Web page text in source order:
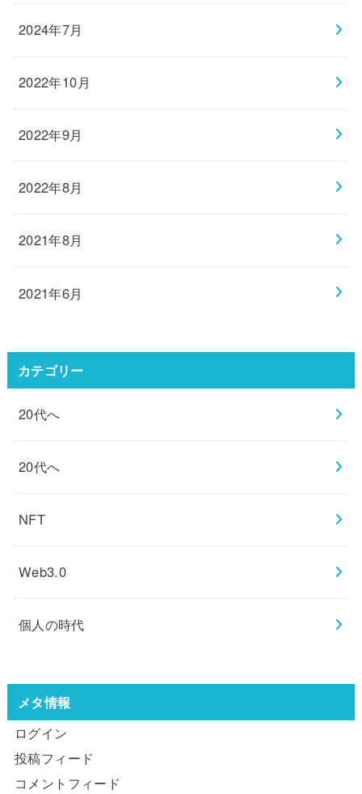
2024年7月
2022年10月
2022年9月
2022年8月
2021年8月
2021年6月
カテゴリー
20代へ
20代へ
NFT
Web3.0
個人の時代
メタ情報
ログイン
投稿フィード
コメントフィード